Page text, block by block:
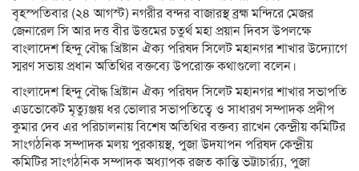
বৃহস্পতিবার (২৪ আগস্ট) নগরীর বন্দর বাজারস্থ ব্রহ্ম মন্দিরে মেজর
জেনারেল সি আর দত্ত বীর উত্তমের চতুর্থ মহা প্রয়ান দিবস উপলক্ষে
বাংলাদেশ হিন্দু বৌদ্ধ খ্রিষ্টান ঐক্য পরিষদ সিলেট মহানগর শাখার উদ্যোগে
স্মরণ সভায় প্রধান অতিথির বক্তব্যে উপরোক্ত কথাগুলো বলেন।
বাংলাদেশ হিন্দু বৌদ্ধ খ্রিষ্টান ঐক্য পরিষদ সিলেট মহানগর শাখার সভাপতি
এডভোকেট মৃত্যুঞ্জয় ধর ভোলার সভাপতিত্বে ও সাধারণ সম্পাদক প্রদীপ
কুমার দেব এর পরিচালনায় বিশেষ অতিথির বক্তব্য রাখেন কেন্দ্রীয় কমিটির
সাংগঠনিক সম্পাদক মলয় পুরকায়স্থ, পুজা উদযাপন পরিষদ কেন্দ্রীয়
কমিটির সাংগঠনিক সম্পাদক অধ্যাপক রজত কান্তি ভট্টাচার্র্য্য, পুজা